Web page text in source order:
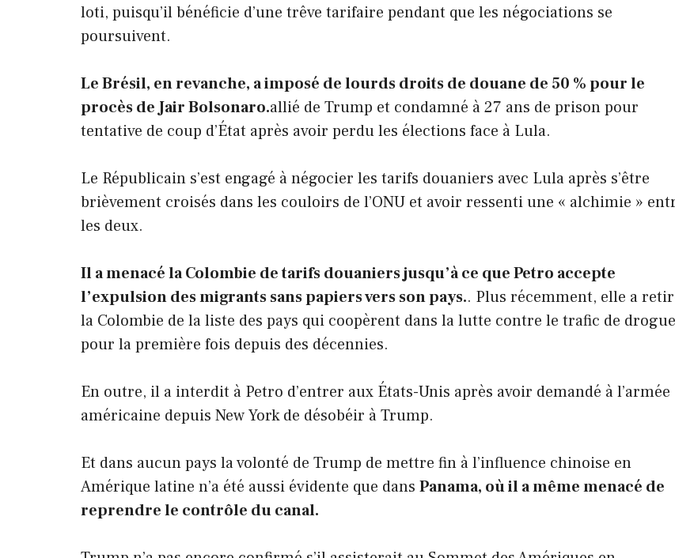
loti, puisqu’il bénéficie d’une trêve tarifaire pendant que les négociations se
poursuivent.
Le Brésil, en revanche, a imposé de lourds droits de douane de 50 % pour le
procès de Jair Bolsonaro.allié de Trump et condamné à 27 ans de prison pour
tentative de coup d’État après avoir perdu les élections face à Lula.
Le Républicain s’est engagé à négocier les tarifs douaniers avec Lula après s’être
brièvement croisés dans les couloirs de l’ONU et avoir ressenti une « alchimie »
les deux.
Il a menacé la Colombie de tarifs douaniers jusqu’à ce que Petro accepte
l’expulsion des migrants sans papiers vers son pays.. Plus récemment, elle a
la Colombie de la liste des pays qui coopèrent dans la lutte contre le trafic de
pour la première fois depuis des décennies.
En outre, il a interdit à Petro d’entrer aux États-Unis après avoir demandé à l’armée
américaine depuis New York de désobéir à Trump.
Et dans aucun pays la volonté de Trump de mettre fin à l’influence chinoise en
Amérique latine n’a été aussi évidente que dans Panama, où il a même menacé de
reprendre le contrôle du canal.